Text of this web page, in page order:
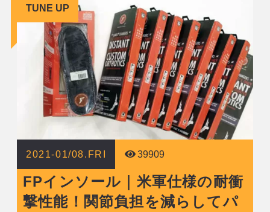
ル」。現在はナショナ
TUNE UP
2021-01/08.FRI 39909
FPインソール｜米軍仕様の耐衝
撃性能！関節負担を減らしてパ